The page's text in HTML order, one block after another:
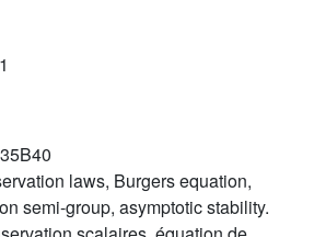
laws, Burgers equation,
semi-group, asymptotic stability.